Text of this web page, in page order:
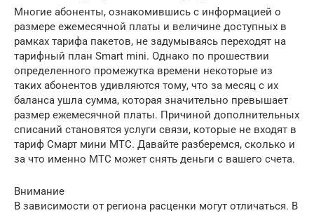
Многие абоненты, ознакомившись с информацией о
размере ежемесячной платы и величине доступных в
рамках тарифа пакетов, не задумываясь переходят на
тарифный план Smart mini. Однако по прошествии
определенного промежутка времени некоторые из
таких абонентов удивляются тому, что за месяц с их
баланса ушла сумма, которая значительно превышает
размер ежемесячной платы. Причиной дополнительных
списаний становятся услуги связи, которые не входят в
тариф Смарт мини МТС. Давайте разберемся, сколько и
за что именно МТС может снять деньги с вашего счета.
Внимание
В зависимости от региона расценки могут отличаться. В